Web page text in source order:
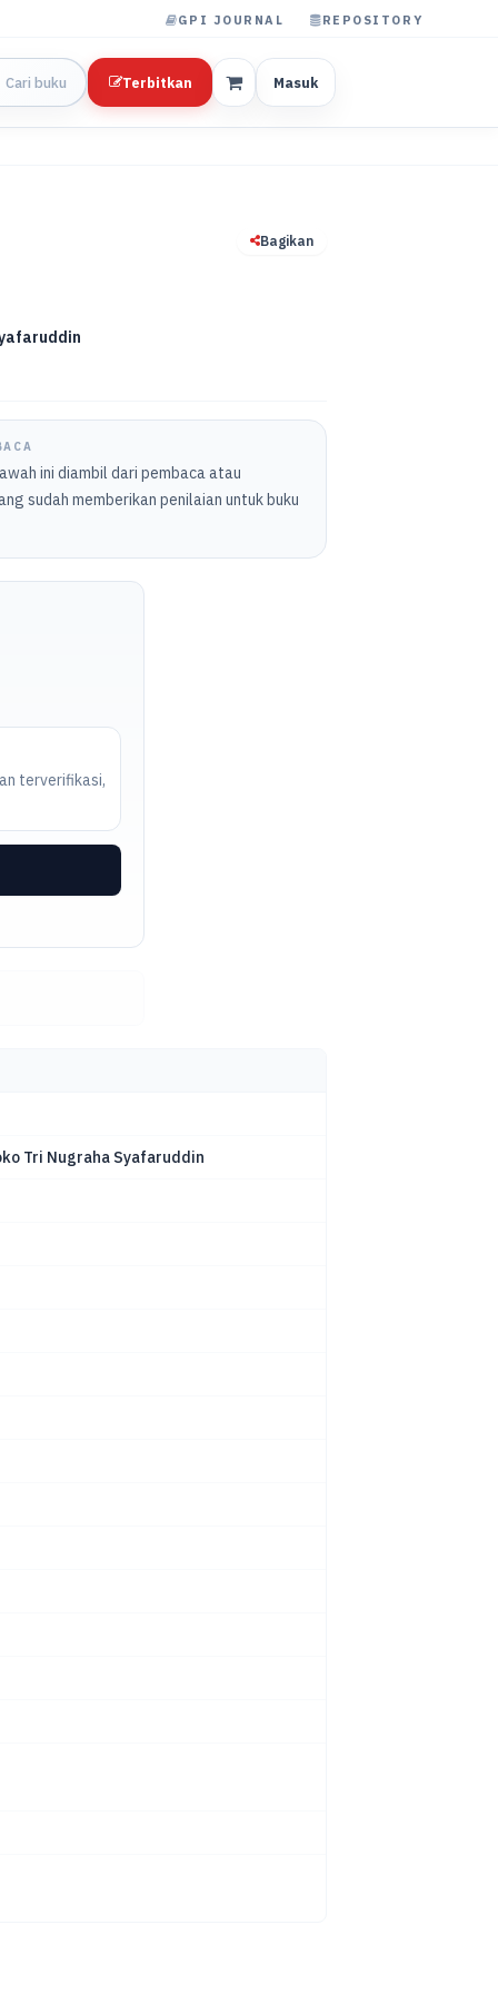
GPI JOURNAL REPOSITORY
Terbitkan Masuk
Bagikan
ini diambil dari pembaca atau
sudah memberikan penilaian untuk buku
terverifikasi,
Tri Nugraha Syafaruddin